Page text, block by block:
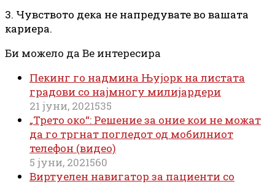
3. Чувството дека не напредувате во вашата
кариера.
Би можело да Ве интересира
Пекинг го надмина Њујорк на листата
градови со најмногу милијардери
21 јуни, 2021535
„Трето око“: Решение за оние кои не можат
да го тргнат погледот од мобилниот
телефон (видео)
5 јуни, 2021560
Виртуелен навигатор за пациенти со